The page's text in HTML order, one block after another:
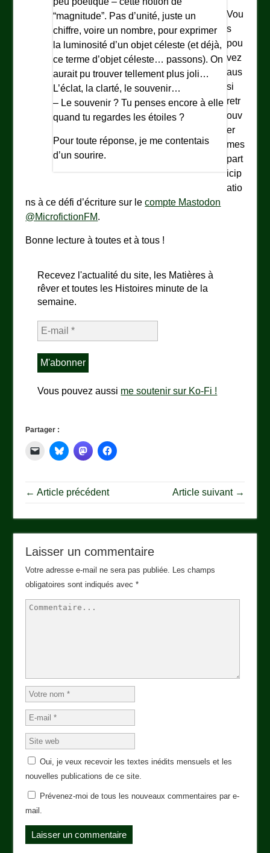
“magnitude”. Pas d’unité, juste un
chiffre, voire un nombre, pour exprimer
la luminosité d’un objet céleste (et déjà,
ce terme d’objet céleste… passons). On
aurait pu trouver tellement plus joli…
L’éclat, la clarté, le souvenir…
– Le souvenir ? Tu penses encore à elle
quand tu regardes les étoiles ?
Pour toute réponse, je me contentais
d’un sourire.
Vou
s
pou
vez
aus
si
retr
ouv
er
mes
part
icip
atio
ns à ce défi d’écriture sur lecompte Mastodon
@MicrofictionFM.
Bonne lecture à toutes et à tous !
Recevez l'actualité du site, les Matières à
rêver et toutes les Histoires minute de la
semaine.
Vous pouvez aussi me soutenir sur Ko-Fi !
Partager :
← Article précédent Article suivant →
Laisser un commentaire
Votre adresse e-mail ne sera pas publiée. Les champs
obligatoires sont indiqués avec*
Oui, je veux recevoir les textes inédits mensuels et les
nouvelles publications de ce site.
Prévenez-moi de tous les nouveaux commentaires par e-
mail.